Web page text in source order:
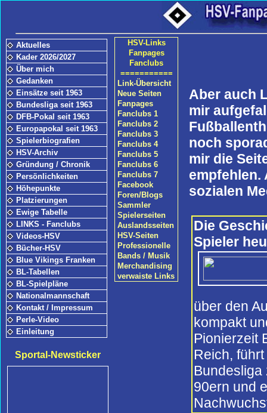
Aktuelles
Kader 2026/2027
Über mich
Gedanken
Einsätze seit 1963
Bundesliga seit 1963
DFB-Pokal seit 1963
Europapokal seit 1963
Spielerbiografien
HSV-Archiv
Gründung / Chronik
Persönlichkeiten
Höhepunkte
Platzierungen
Ewige Tabelle
LINKS - Fanclubs
Videos-HSV
Bücher-HSV
Blue Vikings Franken
BL-Tabellen
BL-Spielpläne
Nationalmannschaft
Kontakt / Impressum
Perle-Video
Einleitung
Sportal-Newsticker
Aber auch
mir
noch
mir die
empfehlen.
sozialen
Die
Spieler
über den
kompakt
Pionierzeit
Reich,
90ern und
HSV-Links
Fanpages
Fanclubs
===========
Link-Übersicht
Neue Seiten
Fanpages
Fanclubs 1
Fanclubs 2
Fanclubs 3
Fanclubs 4
Fanclubs 5
Fanclubs 6
Fanclubs 7
Facebook
Foren/Blogs
Sammler
Spielerseiten
Auslandsseiten
HSV-Seiten
Professionelle
Bands / Musik
Merchandising
verwaiste Links